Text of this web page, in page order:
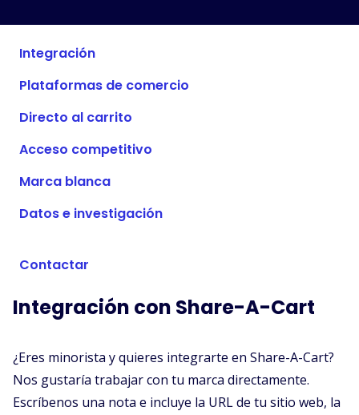
Guías de uso
Español (Spanish)
Integración
Plataformas de comercio
Directo al carrito
Acceso competitivo
Marca blanca
Datos e investigación
Contactar
Integración con Share-A-Cart
¿Eres minorista y quieres integrarte en Share-A-Cart?
Nos gustaría trabajar con tu marca directamente.
Escríbenos una nota e incluye la URL de tu sitio web, la